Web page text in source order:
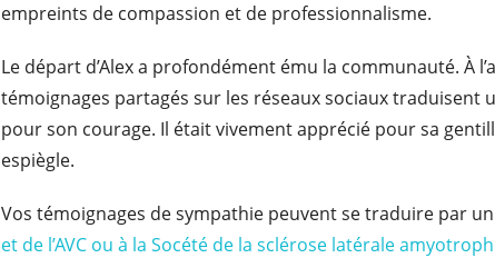
empreints de compassion et de professionnalisme.
Le départ d’Alex a profondément ému la communauté. À
témoignages partagés sur les réseaux sociaux traduisent
pour son courage. Il était vivement apprécié pour sa
espiègle.
Vos témoignages de sympathie peuvent se traduire par
et de l’AVC ou à la Socété de la sclérose latérale